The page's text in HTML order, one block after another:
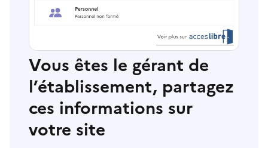
Vous êtes le gérant de
l’établissement, partagez
ces informations sur
votre site